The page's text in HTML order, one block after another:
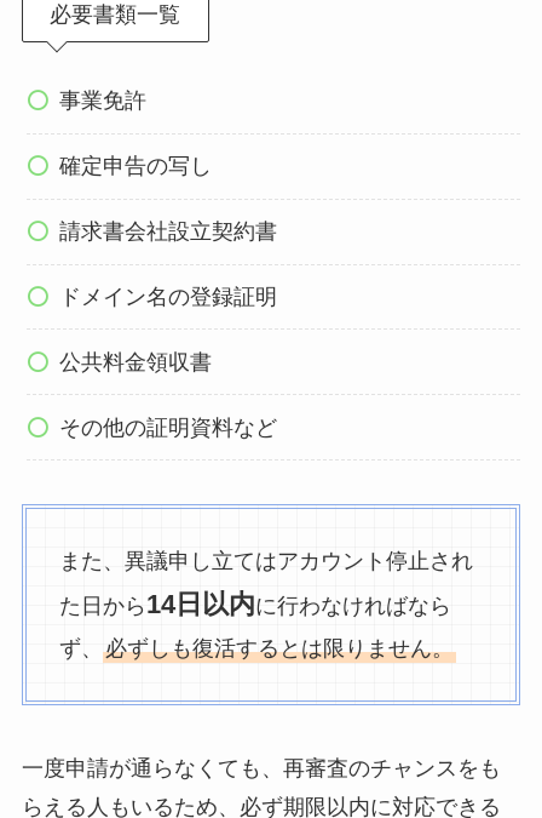
必要書類一覧
事業免許
確定申告の写し
請求書会社設立契約書
ドメイン名の登録証明
公共料金領収書
その他の証明資料など
また、異議申し立てはアカウント停止され
た日から 14日以内に行わなければなら
ず、 必ずしも復活するとは限りません。
一度申請が通らなくても、再審査のチャンスをも
らえる人もいるため、必ず期限以内に対応できる